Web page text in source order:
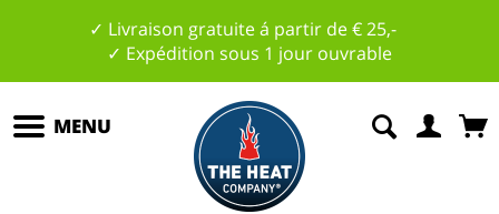
✓ Livraison gratuite á partir de € 25,-
✓ Expédition sous 1 jour ouvrable
MENU